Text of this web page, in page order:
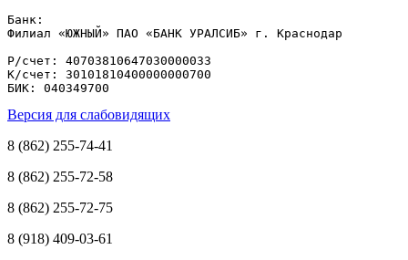
Банк:
Филиал «ЮЖНЫЙ» ПАО «БАНК УРАЛСИБ» г. Краснодар
Р/счет: 40703810647030000033
К/счет: 30101810400000000700
БИК: 040349700
Версия для слабовидящих
8 (862) 255-74-41
8 (862) 255-72-58
8 (862) 255-72-75
8 (918) 409-03-61